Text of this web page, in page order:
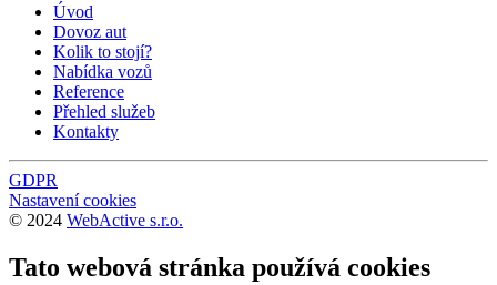
Úvod
Dovoz aut
Kolik to stojí?
Nabídka vozů
Reference
Přehled služeb
Kontakty
GDPR
Nastavení cookies
© 2024 WebActive s.r.o.
Tato webová stránka používá cookies